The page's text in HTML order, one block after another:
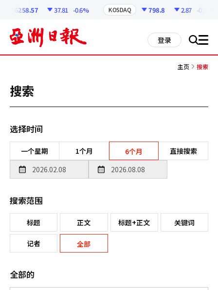
6258.57 37.81 -0.6% KOSDAQ 798.8 2.87 -0.36%
登录 搜 all
主页 搜索
搜索
选择时间
一个星期 1个月 6个月 直接搜索
搜索范围
标题 正文 标题+正文 关键词
记者 全部
全部的